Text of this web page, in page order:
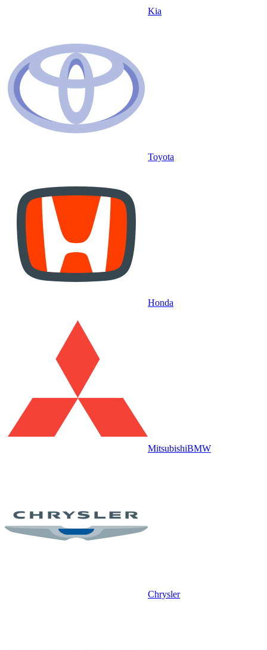
Kia
Toyota
Honda
MitsubishiBMW
Chrysler